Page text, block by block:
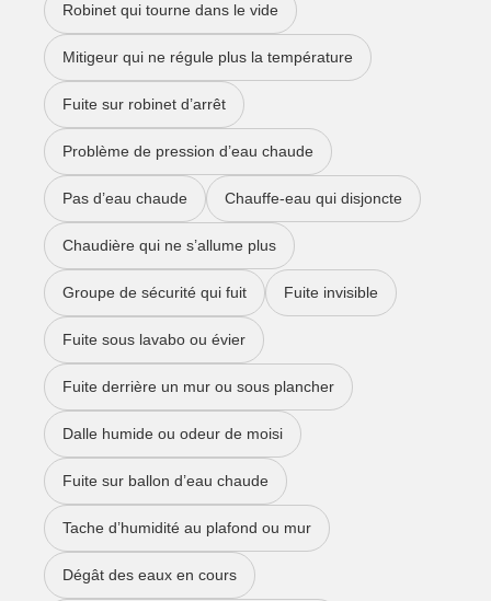
Robinet qui tourne dans le vide
Mitigeur qui ne régule plus la température
Fuite sur robinet d’arrêt
Problème de pression d’eau chaude
Pas d’eau chaude Chauffe-eau qui disjoncte
Chaudière qui ne s’allume plus
Groupe de sécurité qui fuit Fuite invisible
Fuite sous lavabo ou évier
Fuite derrière un mur ou sous plancher
Dalle humide ou odeur de moisi
Fuite sur ballon d’eau chaude
Tache d’humidité au plafond ou mur
Dégât des eaux en cours